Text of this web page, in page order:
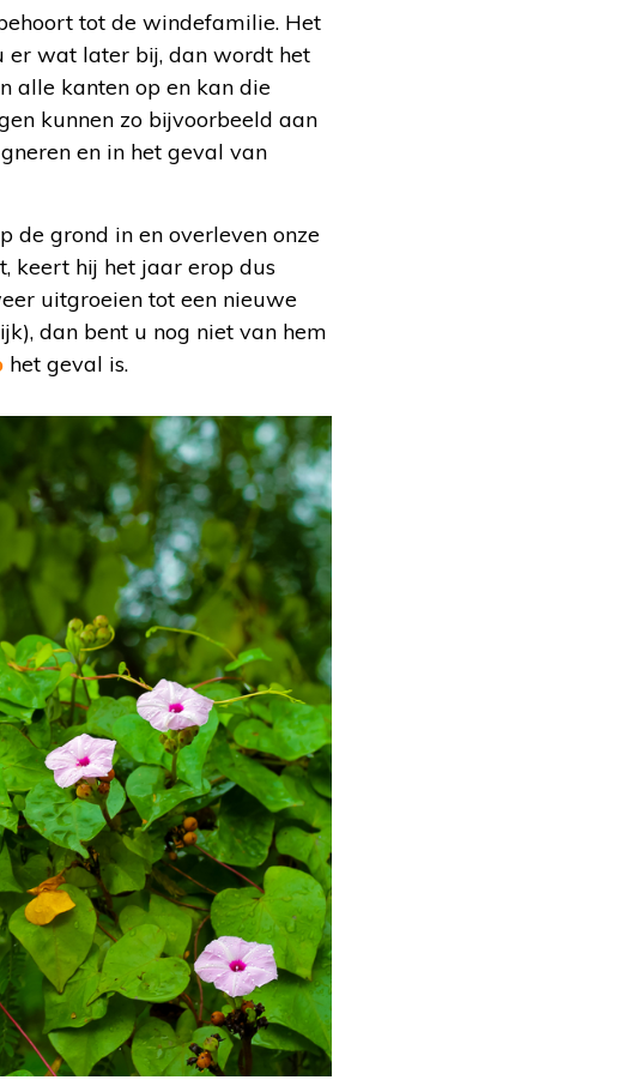
tot de windefamilie. Het
er wat later bij, dan wordt het
alle kanten op en kan die
kunnen zo bijvoorbeeld aan
en in het geval van
de grond in en overleven onze
keert hij het jaar erop dus
uitgroeien tot een nieuwe
dan bent u nog niet van hem
het geval is.